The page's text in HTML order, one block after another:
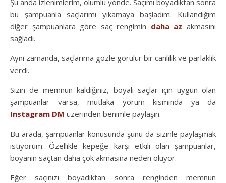
bu şampuanla saçlarımı yıkamaya başladım. Kullandığım
diğer şampuanlara göre saç rengimin daha az akmasını
sağladı.
Aynı zamanda, saçlarıma gözle görülür bir canlılık ve parlaklık
verdi.
Sizin de memnun kaldığınız, boyalı saçlar için uygun olan
şampuanlar varsa, mutlaka yorum kısmında ya da
Instagram DM üzerinden benimle paylaşın.
Bu arada, şampuanlar konusunda şunu da sizinle paylaşmak
istiyorum. Özellikle kepeğe karşı etkili olan şampuanlar,
boyanın saçtan daha çok akmasına neden oluyor.
Eğer saçınızı boyadıktan sonra renginden memnun